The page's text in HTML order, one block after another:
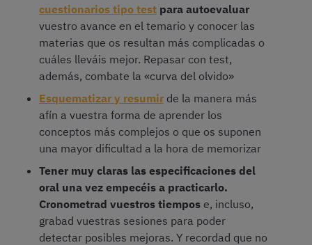
cuestionarios tipo test para autoevaluar
vuestro avance en el temario y conocer las
materias que os resultan más complicadas o
cuáles lleváis mejor. Repasar con test,
además, combate la «curva del olvido»
Esquematizar y resumir de la manera más
afín a vuestra forma de aprender los
conceptos más complejos o que os suponen
una mayor dificultad a la hora de memorizar
Tener muy claras las especificaciones del
oral una vez empecéis a practicarlo.
Cronometrad vuestros tiempos e, incluso,
grabad vuestras sesiones para poder
detectar posibles mejoras. Y recordad que no